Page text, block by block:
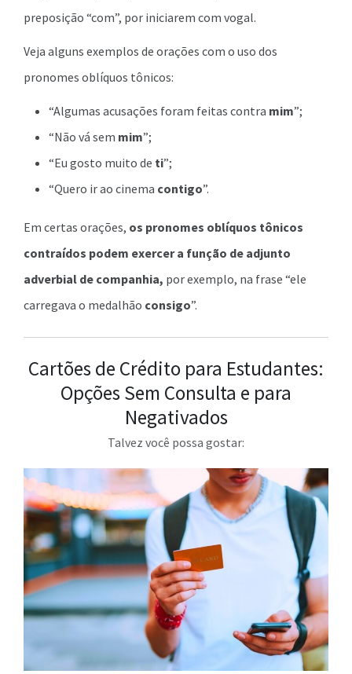
preposição “com”, por iniciarem com vogal.
Veja alguns exemplos de orações com o uso dos
pronomes oblíquos tônicos:
“Algumas acusações foram feitas contra mim”;
“Não vá sem mim”;
“Eu gosto muito de ti”;
“Quero ir ao cinema contigo”.
Em certas orações, os pronomes oblíquos tônicos
contraídos podem exercer a função de adjunto
adverbial de companhia, por exemplo, na frase “ele
carregava o medalhão consigo”.
Cartões de Crédito para Estudantes:
Opções Sem Consulta e para
Negativados
Talvez você possa gostar: